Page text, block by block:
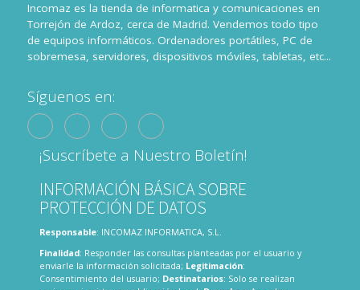
Incomaz es la tienda de informatica y comunicaciones en
Torrejón de Ardoz, cerca de Madrid. Vendemos todo tipo
de equipos informáticos. Ordenadores portátiles, PC de
sobremesa, servidores, dispositivos móviles, tabletas, etc...
Síguenos en:
¡Suscríbete a Nuestro Boletín!
INFORMACIÓN BÁSICA SOBRE
PROTECCIÓN DE DATOS
Responsable: INCOMAZ INFORMATICA, S.L.
Finalidad: Responder las consultas planteadas por el usuario y
enviarle la información solicitada; Legitimación:
Consentimiento del usuario; Destinatarios: Solo se realizan